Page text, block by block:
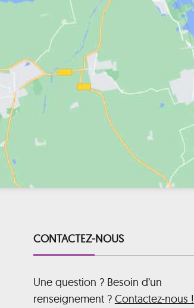
CONTACTEZ-NOUS
Une question ? Besoin d’un
renseignement ? Contactez-nous !